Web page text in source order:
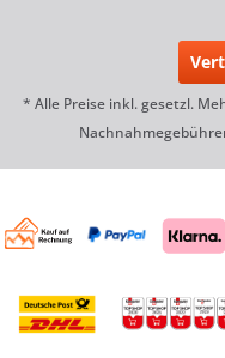
* Alle Preise inkl. gesetzl.